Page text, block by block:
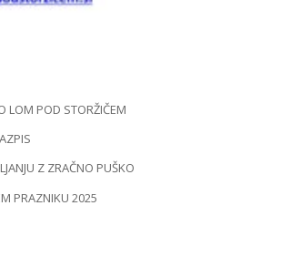
LOM POD STORŽIČEM
Z ZRAČNO PUŠKO
PRAZNIKU 2025